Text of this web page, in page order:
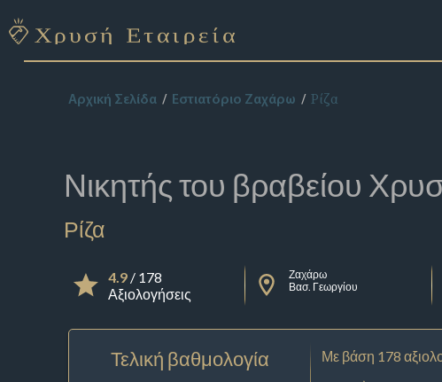
Αρχική Σελίδα Εστιατόριο Ζαχάρω Ρίζα
Νικητής του βραβείου
Ρίζα
4.9/ 178
Αξιολογήσεις
Ζαχάρω
Βασ. Γεωργίου
Τελική βαθμολογία Με βάση 178